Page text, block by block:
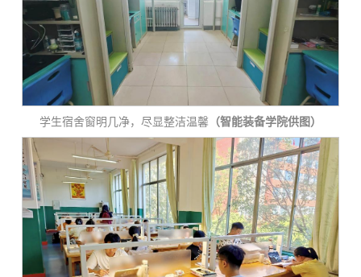
学生宿舍窗明几净，尽显整洁温馨 （智能装备学院供图）